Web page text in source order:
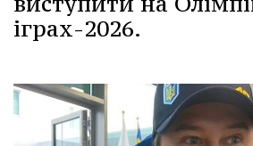
іграх-2026.